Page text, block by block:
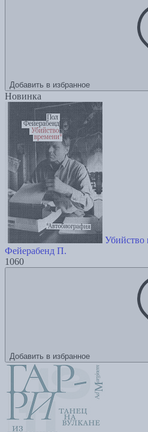
Добавить в избранное
Новинка
Убийство
Фейерабенд П.
1060
Добавить в избранное